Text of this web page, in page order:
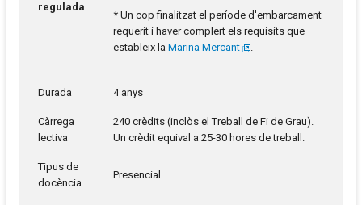
regulada
* Un cop finalitzat el període d'embarcament
requerit i haver complert els requisits que
estableix la Marina Mercant .
Durada 4 anys
Càrrega
lectiva
240 crèdits (inclòs el Treball de Fi de Grau).
Un crèdit equival a 25-30 hores de treball.
Tipus de
docència
Presencial